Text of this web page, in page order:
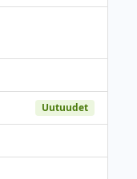
Uutuudet